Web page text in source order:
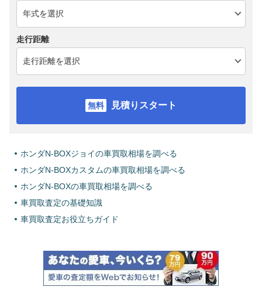
走行距離
見積りスタート
ホンダN-BOXジョイの車買取相場を調べる
ホンダN-BOXカスタムの車買取相場を調べる
ホンダN-BOXの車買取相場を調べる
車買取査定の基礎知識
車買取査定お役立ちガイド